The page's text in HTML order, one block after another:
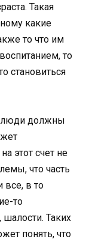
Такая
какие
то что им
то
становиться
люди должны
этот счет не
что часть
все, в то
то
шалости. Таких
понять, что